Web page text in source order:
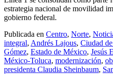
estrategia nacional de movilidad
gobierno federal.
Publicada en Centro, Norte,
integral, Andrés Lajous, Ciudad
Gómez, Estado de México, Jesús
México-Toluca, modernización,
presidenta Claudia Sheinbaum,